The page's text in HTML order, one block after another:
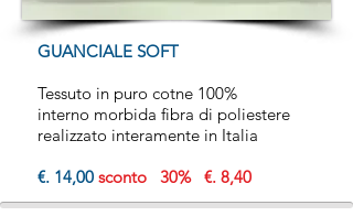
GUANCIALE SOFT
Tessuto in puro cotne 100%
interno morbida fibra di poliestere
realizzato interamente in Italia
€. 14,00 sconto 30% €. 8,40